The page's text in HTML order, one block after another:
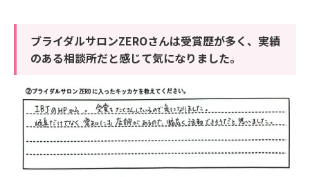
ブライダルサロンZEROさんは受賞歴が多く、実績
のある相談所だと感じて気になりました。